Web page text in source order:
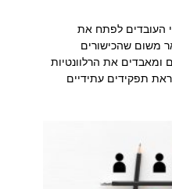
העובדים לפתח את
משום שהכישורים
ומאבדים את הרלוונטיות
תפקידים עתידיים